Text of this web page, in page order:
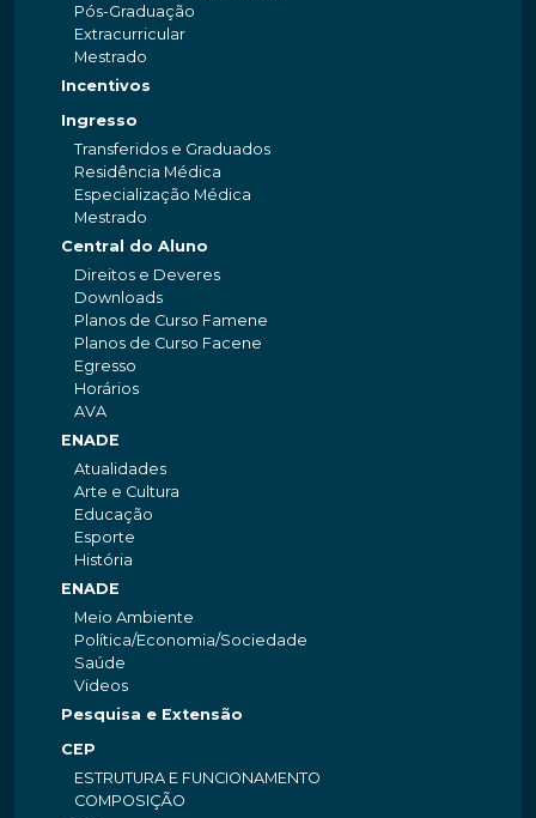
Pós-Graduação
Extracurricular
Mestrado
Incentivos
Ingresso
Transferidos e Graduados
Residência Médica
Especialização Médica
Mestrado
Central do Aluno
Direitos e Deveres
Downloads
Planos de Curso Famene
Planos de Curso Facene
Egresso
Horários
AVA
ENADE
Atualidades
Arte e Cultura
Educação
Esporte
História
ENADE
Meio Ambiente
Política/Economia/Sociedade
Saúde
Videos
Pesquisa e Extensão
CEP
ESTRUTURA E FUNCIONAMENTO
COMPOSIÇÃO